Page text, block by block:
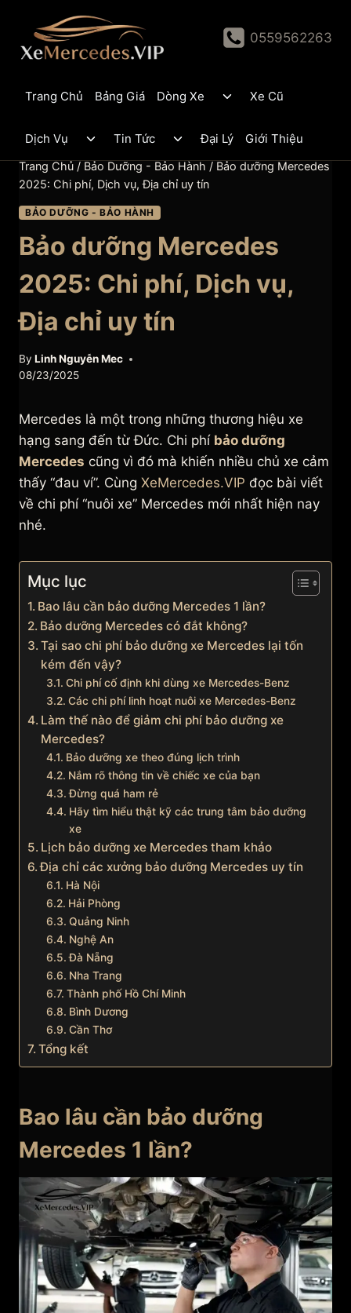
content
0559562263
Trang Chủ Bảng Giá Dòng Xe
ToggleXe Cũ
Dịch Vụ
Toggle
menu
Tin Tức
Toggle
menu
Đại Lý Giới Thiệu
Trang Chủ / Bảo Dưỡng - Bảo Hành / Bảo dưỡng Mercedes
2025: Chi phí, Dịch vụ, Địa chỉ uy tín
BẢO DƯỠNG - BẢO HÀNH
Bảo dưỡng Mercedes
2025: Chi phí, Dịch vụ,
Địa chỉ uy tín
By Linh Nguyễn Mec
08/23/2025
Mercedes là một trong những thương hiệu xe
hạng sang đến từ Đức. Chi phí bảo dưỡng
Mercedes cũng vì đó mà khiến nhiều chủ xe cảm
thấy “đau ví”. Cùng XeMercedes.VIP đọc bài viết
về chi phí “nuôi xe” Mercedes mới nhất hiện nay
nhé.
Mục lục
Bao lâu cần bảo dưỡng Mercedes 1 lần?
Bảo dưỡng Mercedes có đắt không?
Tại sao chi phí bảo dưỡng xe Mercedes lại tốn
kém đến vậy?
Chi phí cố định khi dùng xe Mercedes-Benz
Các chi phí linh hoạt nuôi xe Mercedes-Benz
Làm thế nào để giảm chi phí bảo dưỡng xe
Mercedes?
Bảo dưỡng xe theo đúng lịch trình
Nắm rõ thông tin về chiếc xe của bạn
Đừng quá ham rẻ
Hãy tìm hiểu thật kỹ các trung tâm bảo dưỡng
xe
Lịch bảo dưỡng xe Mercedes tham khảo
Địa chỉ các xưởng bảo dưỡng Mercedes uy tín
Hà Nội
Hải Phòng
Quảng Ninh
Nghệ An
Đà Nẵng
Nha Trang
Thành phố Hồ Chí Minh
Bình Dương
Cần Thơ
Tổng kết
Bao lâu cần bảo dưỡng
Mercedes 1 lần?